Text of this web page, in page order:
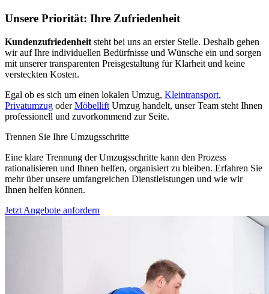
Unsere Priorität: Ihre Zufriedenheit
Kundenzufriedenheit steht bei uns an erster Stelle. Deshalb gehen
wir auf Ihre individuellen Bedürfnisse und Wünsche ein und sorgen
mit unserer transparenten Preisgestaltung für Klarheit und keine
versteckten Kosten.
Egal ob es sich um einen lokalen Umzug, Kleintransport,
Privatumzug oderMöbellift Umzug handelt, unser Team steht Ihnen
professionell und zuvorkommend zur Seite.
Trennen Sie Ihre Umzugsschritte
Eine klare Trennung der Umzugsschritte kann den Prozess
rationalisieren und Ihnen helfen, organisiert zu bleiben. Erfahren Sie
mehr über unsere umfangreichen Dienstleistungen und wie wir
Ihnen helfen können.
Jetzt Angebote anfordern